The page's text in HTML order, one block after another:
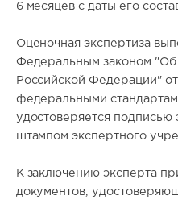
6 месяцев с даты его
Оценочная экспертиза
Федеральным законом "Об
Российской Федерации"
федеральными
удостоверяется подписью
штампом экспертного
К заключению эксперта
документов,